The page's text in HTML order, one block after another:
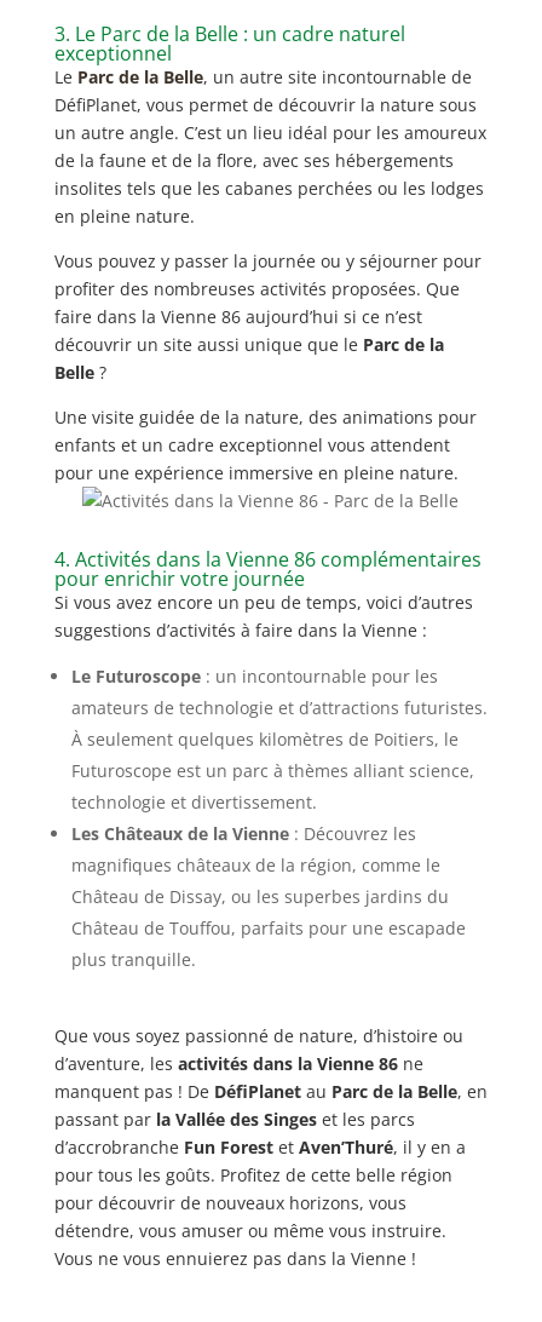
3. Le Parc de la Belle : un cadre naturel
exceptionnel
Le Parc de la Belle, un autre site incontournable de
DéfiPlanet, vous permet de découvrir la nature sous
un autre angle. C’est un lieu idéal pour les amoureux
de la faune et de la flore, avec ses hébergements
insolites tels que les cabanes perchées ou les lodges
en pleine nature.
Vous pouvez y passer la journée ou y séjourner pour
profiter des nombreuses activités proposées. Que
faire dans la Vienne 86 aujourd’hui si ce n’est
découvrir un site aussi unique que le Parc de la
Belle?
Une visite guidée de la nature, des animations pour
enfants et un cadre exceptionnel vous attendent
pour une expérience immersive en pleine nature.
4. Activités dans la Vienne 86 complémentaires
pour enrichir votre journée
Si vous avez encore un peu de temps, voici d’autres
suggestions d’activités à faire dans la Vienne :
Le Futuroscope: un incontournable pour les
amateurs de technologie et d’attractions futuristes.
À seulement quelques kilomètres de Poitiers, le
Futuroscope est un parc à thèmes alliant science,
technologie et divertissement.
Les Châteaux de la Vienne: Découvrez les
magnifiques châteaux de la région, comme le
Château de Dissay, ou les superbes jardins du
Château de Touffou, parfaits pour une escapade
plus tranquille.
Que vous soyez passionné de nature, d’histoire ou
d’aventure, les activités dans la Vienne 86ne
manquent pas ! De DéfiPlanetau Parc de la Belle, en
passant par la Vallée des Singeset les parcs
d’accrobranche Fun Forestet Aven’Thuré, il y en a
pour tous les goûts. Profitez de cette belle région
pour découvrir de nouveaux horizons, vous
détendre, vous amuser ou même vous instruire.
Vous ne vous ennuierez pas dans la Vienne !